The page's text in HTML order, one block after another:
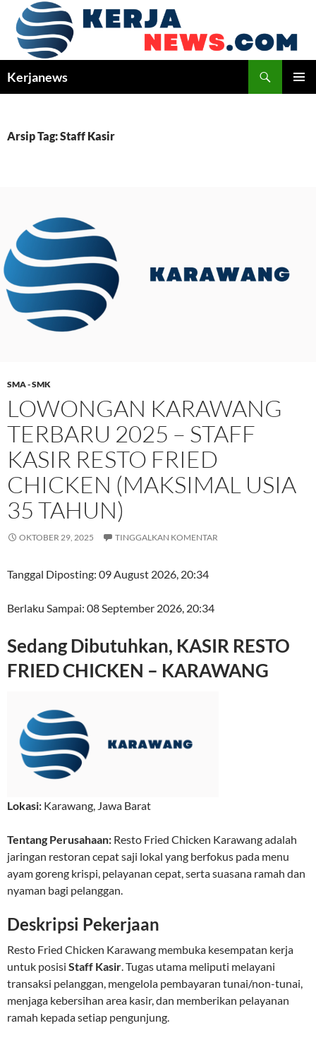
Langsung
Kerjanews
Arsip Tag: Staff Kasir
SMA - SMK
LOWONGAN KARAWANG
TERBARU 2025 – STAFF
KASIR RESTO FRIED
CHICKEN (MAKSIMAL USIA
35 TAHUN)
OKTOBER 29, 2025 TINGGALKAN KOMENTAR
Tanggal Diposting: 09 August 2026, 20:34
Berlaku Sampai: 08 September 2026, 20:34
Sedang Dibutuhkan, KASIR RESTO
FRIED CHICKEN – KARAWANG
Lokasi: Karawang, Jawa Barat
Tentang Perusahaan: Resto Fried Chicken Karawang adalah
jaringan restoran cepat saji lokal yang berfokus pada menu
ayam goreng krispi, pelayanan cepat, serta suasana ramah dan
nyaman bagi pelanggan.
Deskripsi Pekerjaan
Resto Fried Chicken Karawang membuka kesempatan kerja
untuk posisi Staff Kasir. Tugas utama meliputi melayani
transaksi pelanggan, mengelola pembayaran tunai/non-tunai,
menjaga kebersihan area kasir, dan memberikan pelayanan
ramah kepada setiap pengunjung.